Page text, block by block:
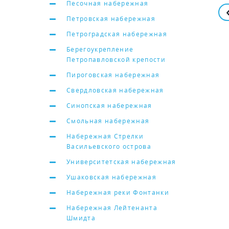
Песочная набережная
Петровская набережная
Петроградская набережная
Берегоукрепление
Петропавловской крепости
Пироговская набережная
Свердловская набережная
Синопская набережная
Смольная набережная
Набережная Стрелки
Васильевского острова
Университетская набережная
Ушаковская набережная
Набережная реки Фонтанки
Набережная Лейтенанта
Шмидта